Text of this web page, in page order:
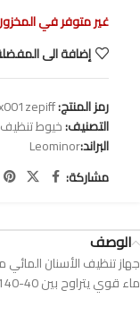
غير متوفر في
إضافة الى
رمز المنتج:
التصنيف:خيوط تنظيف
البراند:Leominor
مشاركة:
الوصف
ماء قوي يتراوح بين 40-140 PSI، مناسب للسفر والاستخدام المنزلي.